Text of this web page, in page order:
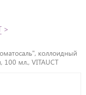
>
коллоидный
100 мл., VITAUCT